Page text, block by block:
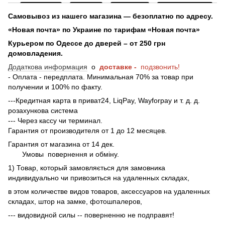
Самовывоз из нашего магазина — безоплатно по адресу.
«Новая почта» по Украине по тарифам «Новая почта»
Курьером по Одессе до дверей – от 250 грн
домовладения.
Додаткова информация о доставке - подзвонить!
- Оплата - передплата. Минимальная 70% за товар при
получении и 100% по факту.
---Кредитная карта в приват24, LiqPay, Wayforpay и т. д. д.
розахункова система
--- Через кассу чи терминал.
Гарантия от производителя от 1 до 12 месяцев.
Гарантия от магазина от 14 дек.
Умовы повернення и обміну.
1) Товар, который замовляється для замовника
индивидуально чи привозиться на удаленных складах,
в этом количестве видов товаров, аксессуаров на удаленных
складах, штор на замке, фотошпалеров,
--- видовидной силы -- поверненню не подправят!